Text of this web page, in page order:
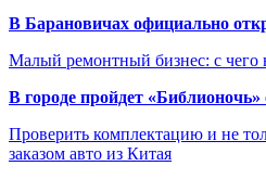
В Барановичах официально
Малый ремонтный бизнес: с чего
В городе пройдет
Проверить комплектацию и не
заказом авто из Китая